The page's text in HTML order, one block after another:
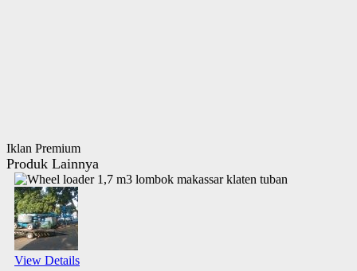
Iklan Premium
Produk Lainnya
View Details